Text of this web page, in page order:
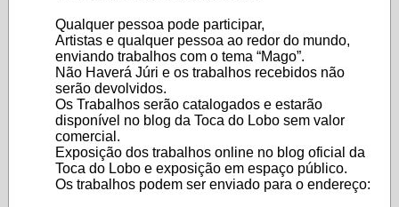
Qualquer pessoa pode participar,
Artistas e qualquer pessoa ao redor do mundo,
enviando trabalhos com o tema “Mago”.
Não Haverá Júri e os trabalhos recebidos não
serão devolvidos.
Os Trabalhos serão catalogados e estarão
disponível no blog da Toca do Lobo sem valor
comercial.
Exposição dos trabalhos online no blog oficial da
Toca do Lobo e exposição em espaço público.
Os trabalhos podem ser enviado para o endereço: